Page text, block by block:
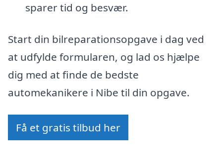
sparer tid og besvær.
Start din bilreparationsopgave i dag ved
at udfylde formularen, og lad os hjælpe
dig med at finde de bedste
automekanikere i Nibe til din opgave.
Få et gratis tilbud her